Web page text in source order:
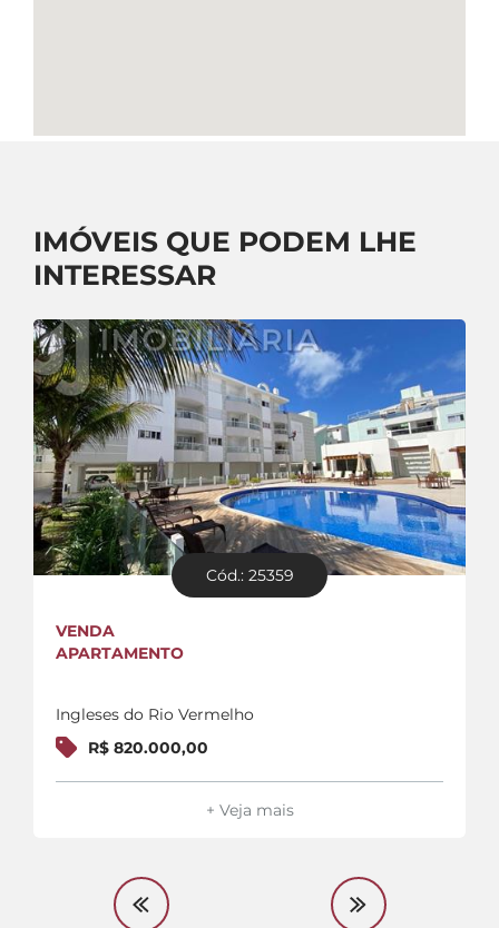
IMÓVEIS QUE PODEM LHE
INTERESSAR
Cód.: 25359
VENDA
APARTAMENTO
Ingleses do Rio Vermelho
R$ 820.000,00
+ Veja mais